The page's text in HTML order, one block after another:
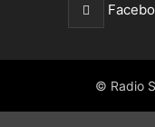
© Radio